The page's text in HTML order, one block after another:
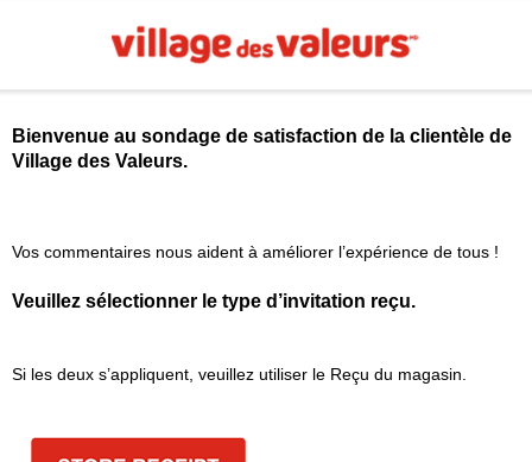
Bienvenue au sondage de satisfaction de la clientèle de
Village des Valeurs.
Vos commentaires nous aident à améliorer l’expérience de tous !
Veuillez sélectionner le type d’invitation reçu.
Si les deux s’appliquent, veuillez utiliser le Reçu du magasin.